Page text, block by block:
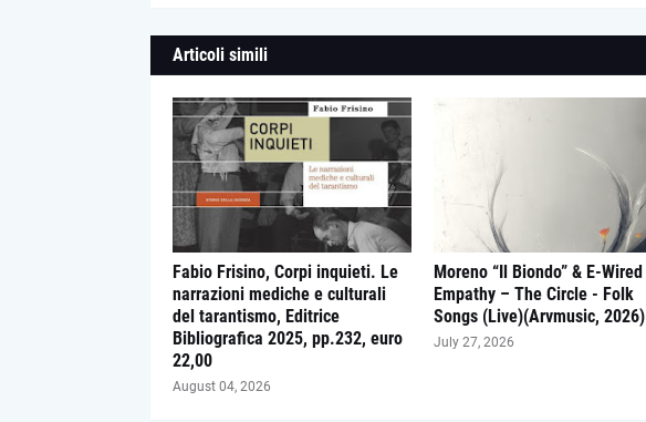
Articoli simili
Fabio Frisino, Corpi inquieti. Le
narrazioni mediche e culturali
del tarantismo, Editrice
Bibliografica 2025, pp.232, euro
22,00
August 04, 2026
Moreno “Il Biondo” & E-Wired
Empathy – The Circle - Folk
Songs (Live)(Arvmusic, 2026)
July 27, 2026